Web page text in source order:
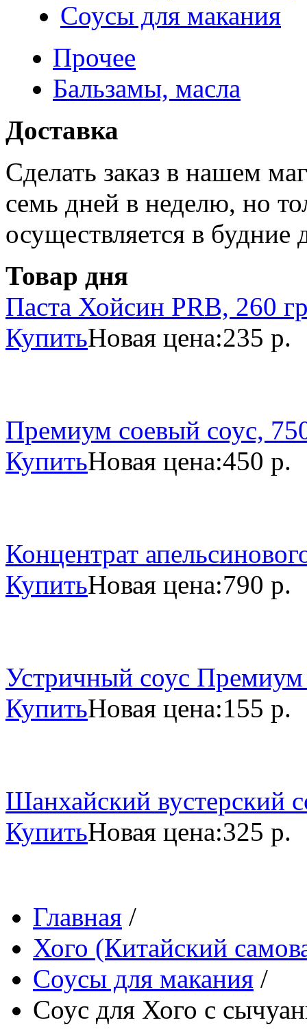
Соусы для макания
Прочее
Бальзамы, масла
Доставка
Сделать заказ в нашем
семь дней в неделю, но
осуществляется в будние
Товар дня
Паста Хойсин PRB, 260
КупитьНовая цена:235 р.
Премиум соевый соус,
КупитьНовая цена:450 р.
Концентрат
КупитьНовая цена:790 р.
Устричный соус
КупитьНовая цена:155 р.
Шанхайский вустерский
КупитьНовая цена:325 р.
Главная /
Хого (Китайский
Соусы для макания /
Соус для Хого с